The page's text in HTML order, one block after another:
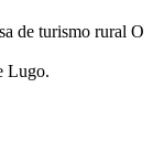
de turismo rural O
Lugo.